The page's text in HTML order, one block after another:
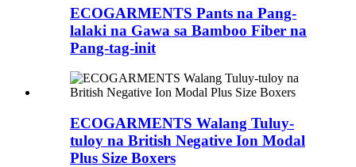
ECOGARMENTS Pants na Pang-
lalaki na Gawa sa Bamboo Fiber na
Pang-tag-init
ECOGARMENTS Walang Tuluy-
tuloy na British Negative Ion Modal
Plus Size Boxers